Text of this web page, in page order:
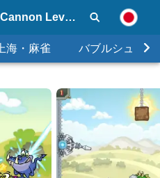
Wellgames : Laser Cannon Levels Pack
上海・麻雀 バブルシュータ